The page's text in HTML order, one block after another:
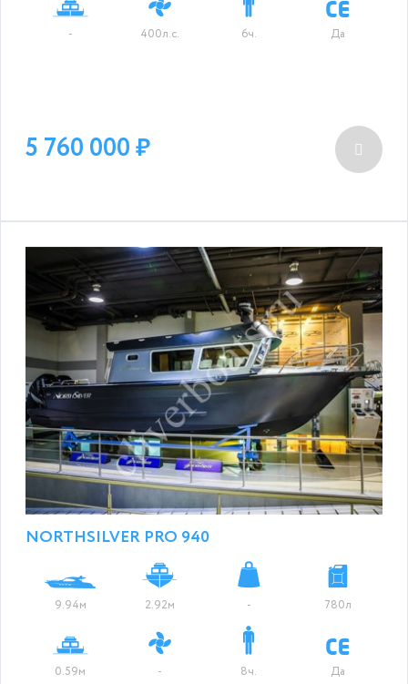
- 400л.с. 6ч. Да
5 760 000
NORTHSILVER PRO 940
9.94м 2.92м - 780л
0.59м - 8ч. Да